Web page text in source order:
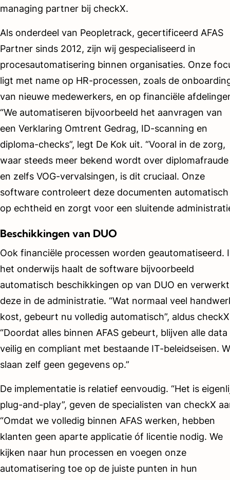
managing partner bij checkX.
Als onderdeel van Peopletrack, gecertificeerd AFAS
Partner sinds 2012, zijn wij gespecialiseerd in
procesautomatisering binnen organisaties. Onze
ligt met name op HR-processen, zoals de
van nieuwe medewerkers, en op financiële
“We automatiseren bijvoorbeeld het aanvragen van
een Verklaring Omtrent Gedrag, ID-scanning en
diploma-checks”, legt De Kok uit. “Vooral in de zorg,
waar steeds meer bekend wordt over diplomafraude
en zelfs VOG-vervalsingen, is dit cruciaal. Onze
software controleert deze documenten automatisch
op echtheid en zorgt voor een sluitende
Beschikkingen van DUO
Ook financiële processen worden geautomatiseerd.
het onderwijs haalt de software bijvoorbeeld
automatisch beschikkingen op van DUO en verwerkt
deze in de administratie. “Wat normaal veel
kost, gebeurt nu volledig automatisch”, aldus
“Doordat alles binnen AFAS gebeurt, blijven alle data
veilig en compliant met bestaande IT-beleidseisen.
slaan zelf geen gegevens op.”
De implementatie is relatief eenvoudig. “Het is
plug-and-play”, geven de specialisten van checkX
“Omdat we volledig binnen AFAS werken, hebben
klanten geen aparte applicatie óf licentie nodig. We
kijken naar hun processen en voegen onze
automatisering toe op de juiste punten in hun